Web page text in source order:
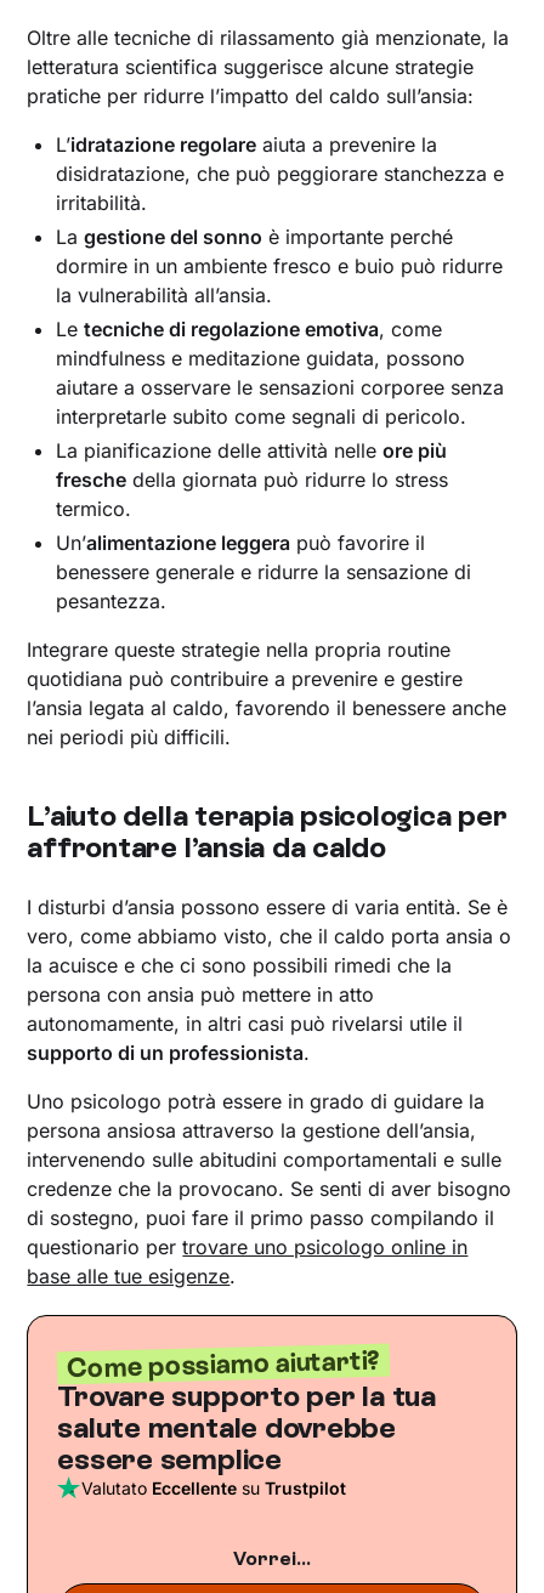
Oltre alle tecniche di rilassamento già menzionate, la
letteratura scientifica suggerisce alcune strategie
pratiche per ridurre l’impatto del caldo sull’ansia:
L’idratazione regolare aiuta a prevenire la
disidratazione, che può peggiorare stanchezza e
irritabilità.
Lagestione del sonno è importante perché
dormire in un ambiente fresco e buio può ridurre
la vulnerabilità all’ansia.
Letecniche di regolazione emotiva, come
mindfulness e meditazione guidata, possono
aiutare a osservare le sensazioni corporee senza
interpretarle subito come segnali di pericolo.
La pianificazione delle attività nelleore più
fresche della giornata può ridurre lo stress
termico.
Un’alimentazione leggera può favorire il
benessere generale e ridurre la sensazione di
pesantezza.
Integrare queste strategie nella propria routine
quotidiana può contribuire a prevenire e gestire
l’ansia legata al caldo, favorendo il benessere anche
nei periodi più difficili.
L’aiuto della terapia psicologica per
affrontare l’ansia da caldo
I disturbi d’ansia possono essere di varia entità. Se è
vero, come abbiamo visto, che il caldo porta ansia o
la acuisce e che ci sono possibili rimedi che la
persona con ansia può mettere in atto
autonomamente, in altri casi può rivelarsi utile il
supporto di un professionista.
Uno psicologo potrà essere in grado di guidare la
persona ansiosa attraverso la gestione dell’ansia,
intervenendo sulle abitudini comportamentali e sulle
credenze che la provocano. Se senti di aver bisogno
di sostegno, puoi fare il primo passo compilando il
questionario pertrovare uno psicologo online in
base alle tue esigenze.
Come possiamo aiutarti?
Trovare supporto per la tua
salute mentale dovrebbe
essere semplice
Valutato Eccellente suTrustpilot
Vorrei...